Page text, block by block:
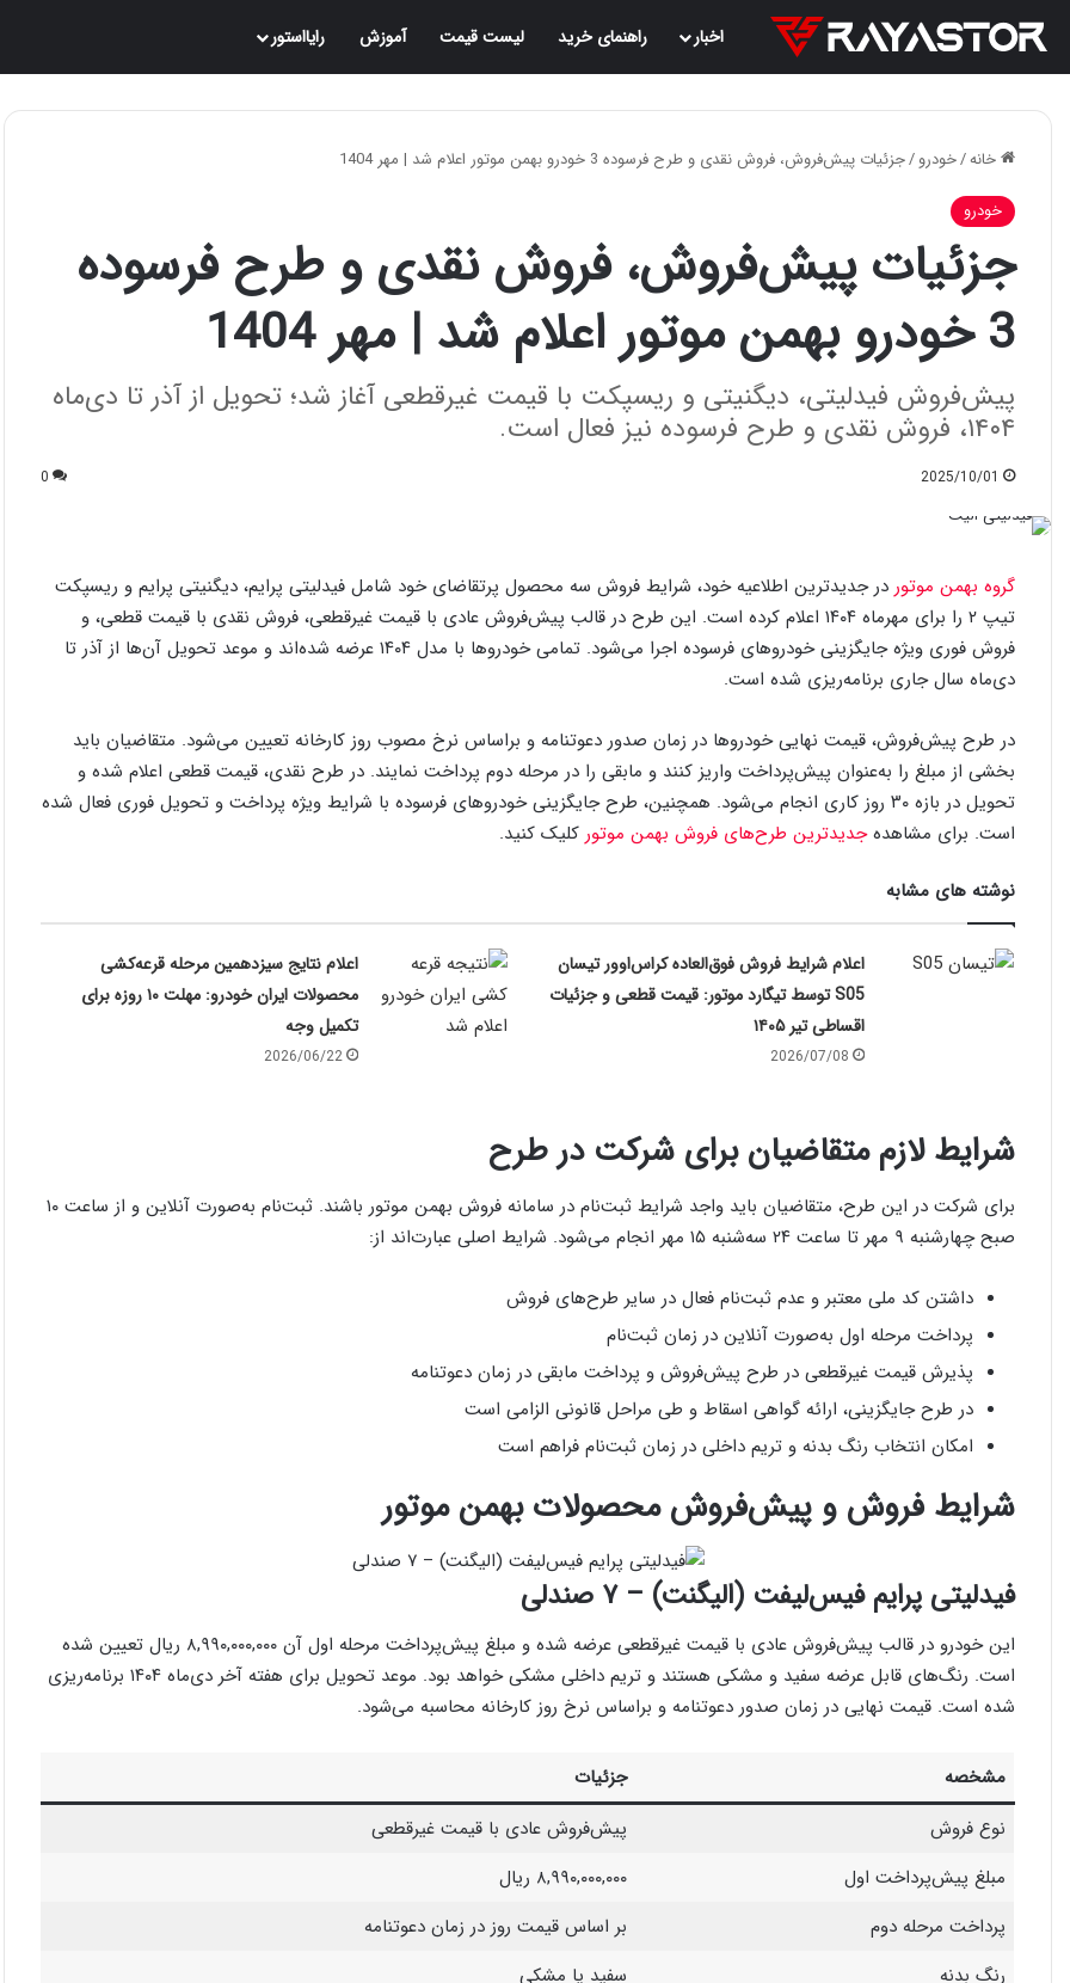
اخبار راهنمای خرید لیست قیمت آموزش رایااستور
خانه/خودرو/جزئیات پیش‌فروش، فروش نقدی و طرح فرسوده 3 خودرو بهمن موتور اعلام شد | مهر 1404
خودرو
جزئیات پیش‌فروش، فروش نقدی و طرح فرسوده
3 خودرو بهمن موتور اعلام شد | مهر 1404
پیش‌فروش فیدلیتی، دیگنیتی و ریسپکت با قیمت غیرقطعی آغاز شد؛ تحویل از آذر تا دی‌ماه
۱۴۰۴، فروش نقدی و طرح فرسوده نیز فعال است.
2025/10/01
0
گروه بهمن موتور در جدیدترین اطلاعیه خود، شرایط فروش سه محصول پرتقاضای خود شامل فیدلیتی پرایم، دیگنیتی پرایم و ریسپکت
تیپ ۲ را برای مهرماه ۱۴۰۴ اعلام کرده است. این طرح در قالب پیش‌فروش عادی با قیمت غیرقطعی، فروش نقدی با قیمت قطعی، و
فروش فوری ویژه جایگزینی خودروهای فرسوده اجرا می‌شود. تمامی خودروها با مدل ۱۴۰۴ عرضه شده‌اند و موعد تحویل آن‌ها از آذر تا
دی‌ماه سال جاری برنامه‌ریزی شده است.
در طرح پیش‌فروش، قیمت نهایی خودروها در زمان صدور دعوتنامه و براساس نرخ مصوب روز کارخانه تعیین می‌شود. متقاضیان باید
بخشی از مبلغ را به‌عنوان پیش‌پرداخت واریز کنند و مابقی را در مرحله دوم پرداخت نمایند. در طرح نقدی، قیمت قطعی اعلام شده و
تحویل در بازه ۳۰ روز کاری انجام می‌شود. همچنین، طرح جایگزینی خودروهای فرسوده با شرایط ویژه پرداخت و تحویل فوری فعال شده
است. برای مشاهدهجدیدترین طرح‌های فروش بهمن موتور کلیک کنید.
نوشته های مشابه
اعلام شرایط فروش فوق‌العاده کراس‌اوور تیسان
S05 توسط تیگارد موتور: قیمت قطعی و جزئیات
اقساطی تیر ۱۴۰۵
2026/07/08
اعلام نتایج سیزدهمین مرحله قرعه‌کشی
محصولات ایران خودرو: مهلت ۱۰ روزه برای
تکمیل وجه
2026/06/22
شرایط لازم متقاضیان برای شرکت در طرح
برای شرکت در این طرح، متقاضیان باید واجد شرایط ثبت‌نام در سامانه فروش بهمن موتور باشند. ثبت‌نام به‌صورت آنلاین و از ساعت ۱۰
صبح چهارشنبه ۹ مهر تا ساعت ۲۴ سه‌شنبه ۱۵ مهر انجام می‌شود. شرایط اصلی عبارت‌اند از:
داشتن کد ملی معتبر و عدم ثبت‌نام فعال در سایر طرح‌های فروش
پرداخت مرحله اول به‌صورت آنلاین در زمان ثبت‌نام
پذیرش قیمت غیرقطعی در طرح پیش‌فروش و پرداخت مابقی در زمان دعوتنامه
در طرح جایگزینی، ارائه گواهی اسقاط و طی مراحل قانونی الزامی است
امکان انتخاب رنگ بدنه و تریم داخلی در زمان ثبت‌نام فراهم است
شرایط فروش و پیش‌فروش محصولات بهمن موتور
فیدلیتی پرایم فیس‌لیفت (الیگنت) – ۷ صندلی
این خودرو در قالب پیش‌فروش عادی با قیمت غیرقطعی عرضه شده و مبلغ پیش‌پرداخت مرحله اول آن ۸,۹۹۰,۰۰۰,۰۰۰ ریال تعیین شده
است. رنگ‌های قابل عرضه سفید و مشکی هستند و تریم داخلی مشکی خواهد بود. موعد تحویل برای هفته آخر دی‌ماه ۱۴۰۴ برنامه‌ریزی
شده است. قیمت نهایی در زمان صدور دعوتنامه و براساس نرخ روز کارخانه محاسبه می‌شود.
مشخصه
جزئیات
نوع فروش
پیش‌فروش عادی با قیمت غیرقطعی
مبلغ پیش‌پرداخت اول
۸,۹۹۰,۰۰۰,۰۰۰ ریال
پرداخت مرحله دوم
بر اساس قیمت روز در زمان دعوتنامه
رنگ بدنه
سفید یا مشکی